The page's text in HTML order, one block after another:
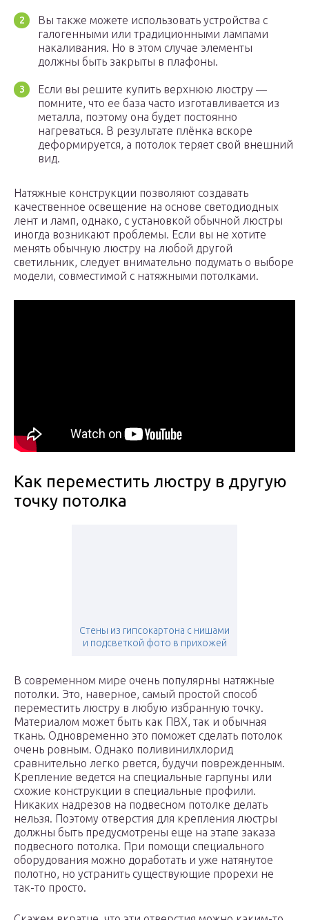
Вы также можете использовать устройства с
галогенными или традиционными лампами
накаливания. Но в этом случае элементы
должны быть закрыты в плафоны.
Если вы решите купить верхнюю люстру —
помните, что ее база часто изготавливается из
металла, поэтому она будет постоянно
нагреваться. В результате плёнка вскоре
деформируется, а потолок теряет свой внешний
вид.
Натяжные конструкции позволяют создавать
качественное освещение на основе светодиодных
лент и ламп, однако, с установкой обычной люстры
иногда возникают проблемы. Если вы не хотите
менять обычную люстру на любой другой
светильник, следует внимательно подумать о выборе
модели, совместимой с натяжными потолками.
Как переместить люстру в другую
точку потолка
Стены из гипсокартона с нишами
и подсветкой фото в прихожей
В современном мире очень популярны натяжные
потолки. Это, наверное, самый простой способ
переместить люстру в любую избранную точку.
Материалом может быть как ПВХ, так и обычная
ткань. Одновременно это поможет сделать потолок
очень ровным. Однако поливинилхлорид
сравнительно легко рвется, будучи поврежденным.
Крепление ведется на специальные гарпуны или
схожие конструкции в специальные профили.
Никаких надрезов на подвесном потолке делать
нельзя. Поэтому отверстия для крепления люстры
должны быть предусмотрены еще на этапе заказа
подвесного потолка. При помощи специального
оборудования можно доработать и уже натянутое
полотно, но устранить существующие прорехи не
так-то просто.